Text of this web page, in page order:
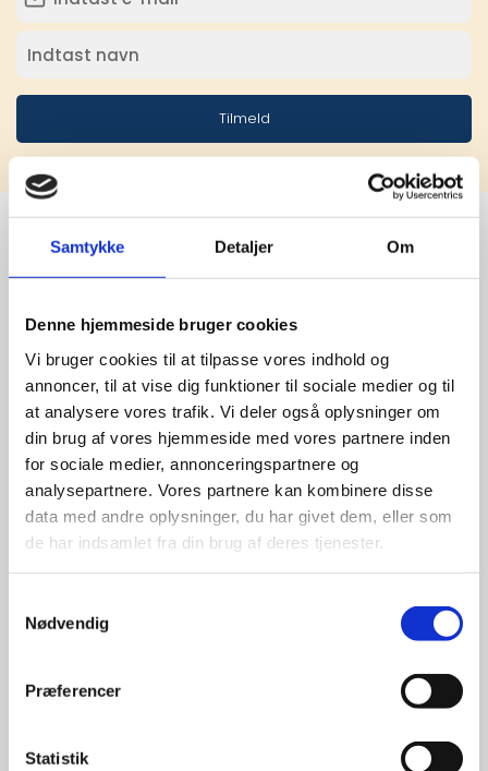
Samtykke Detaljer Om
Denne hjemmeside bruger cookies
Vi bruger cookies til at tilpasse vores indhold og
annoncer, til at vise dig funktioner til sociale medier og til
at analysere vores trafik. Vi deler også oplysninger om
din brug af vores hjemmeside med vores partnere inden
for sociale medier, annonceringspartnere og
analysepartnere. Vores partnere kan kombinere disse
data med andre oplysninger, du har givet dem, eller som
de har indsamlet fra din brug af deres tjenester.
Nødvendig
Præferencer
Statistik
Tilmeld
Stærke
leverandører
giver større
udvalg
For at sikre høj kvalitet og stor
leveringssikkerhed samarbejder vi
med de største og mest
anerkendte leverandører inden for
promotion.